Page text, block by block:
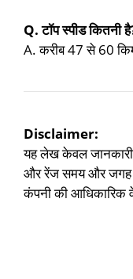
Q. टॉप स्पीड कितनी
A. करीब 47 से 60
Disclaimer:
यह लेख केवल जानकारी
और रेंज समय और
कंपनी की आधिकारिक